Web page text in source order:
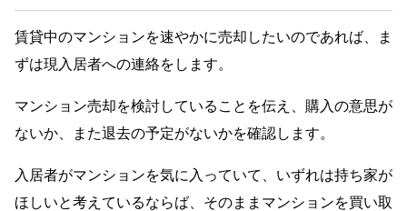
賃貸中のマンションを速やかに売却したいのであれば、ま
ずは現入居者への連絡をします。
マンション売却を検討していることを伝え、購入の意思が
ないか、また退去の予定がないかを確認します。
入居者がマンションを気に入っていて、いずれは持ち家が
ほしいと考えているならば、そのままマンションを買い取